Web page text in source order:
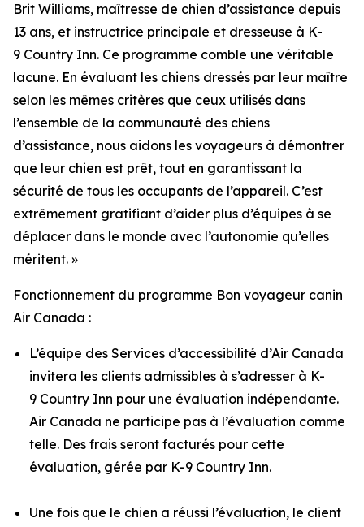
Brit Williams, maîtresse de chien d’assistance depuis
13 ans, et instructrice principale et dresseuse à K-
9 Country Inn. Ce programme comble une véritable
lacune. En évaluant les chiens dressés par leur maître
selon les mêmes critères que ceux utilisés dans
l’ensemble de la communauté des chiens
d’assistance, nous aidons les voyageurs à démontrer
que leur chien est prêt, tout en garantissant la
sécurité de tous les occupants de l’appareil. C’est
extrêmement gratifiant d’aider plus d’équipes à se
déplacer dans le monde avec l’autonomie qu’elles
méritent. »
Fonctionnement du programme Bon voyageur canin
Air Canada :
L’équipe des Services d’accessibilité d’Air Canada
invitera les clients admissibles à s’adresser à K-
9 Country Inn pour une évaluation indépendante.
Air Canada ne participe pas à l’évaluation comme
telle. Des frais seront facturés pour cette
évaluation, gérée par K-9 Country Inn.
Une fois que le chien a réussi l’évaluation, le client